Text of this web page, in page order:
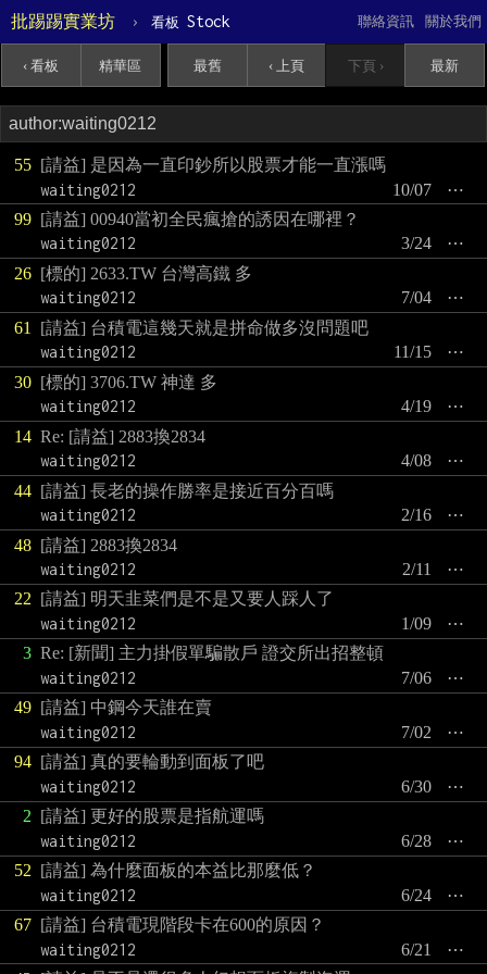
批踢踢實業坊 › 看板 Stock 關於我們
聯絡資訊
‹ 看板 精華區 最舊 ‹ 上頁 下頁 › 最新
55 [請益] 是因為一直印鈔所以股票才能一直漲嗎
waiting0212
⋯
10/07
99 [請益] 00940當初全民瘋搶的誘因在哪裡？
waiting0212
⋯
3/24
26 [標的] 2633.TW 台灣高鐵 多
waiting0212
⋯
7/04
61
[請益] 台積電這幾天就是拼命做多沒問題吧
waiting0212
⋯
11/15
30 [標的] 3706.TW 神達 多
waiting0212
⋯
4/19
14 Re: [請益] 2883換2834
waiting0212
⋯
4/08
44 [請益] 長老的操作勝率是接近百分百嗎
waiting0212
⋯
2/16
48 [請益] 2883換2834
waiting0212
⋯
2/11
22 [請益] 明天韭菜們是不是又要人踩人了
waiting0212
⋯
1/09
3 Re: [新聞] 主力掛假單騙散戶 證交所出招整頓
waiting0212
⋯
7/06
49 [請益] 中鋼今天誰在賣
waiting0212
⋯
7/02
94 [請益] 真的要輪動到面板了吧
waiting0212
⋯
6/30
2 [請益] 更好的股票是指航運嗎
waiting0212
⋯
6/28
52 [請益] 為什麼面板的本益比那麼低？
waiting0212
⋯
6/24
67 [請益] 台積電現階段卡在600的原因？
waiting0212
⋯
6/21